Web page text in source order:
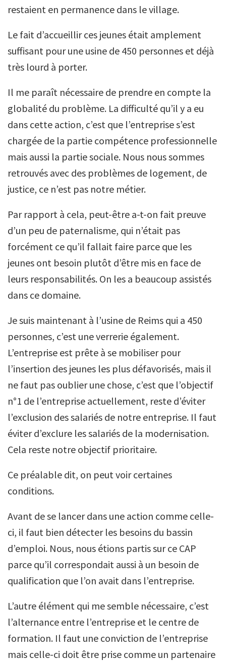
restaient en permanence dans le village.
Le fait d’accueillir ces jeunes était amplement
suffisant pour une usine de 450 personnes et déjà
très lourd à porter.
Il me paraît nécessaire de prendre en compte la
globalité du problème. La difficulté qu’il y a eu
dans cette action, c’est que l’entreprise s’est
chargée de la partie compétence professionnelle
mais aussi la partie sociale. Nous nous sommes
retrouvés avec des problèmes de logement, de
justice, ce n’est pas notre métier.
Par rapport à cela, peut-être a-t-on fait preuve
d’un peu de paternalisme, qui n’était pas
forcément ce qu’il fallait faire parce que les
jeunes ont besoin plutôt d’être mis en face de
leurs responsabilités. On les a beaucoup assistés
dans ce domaine.
Je suis maintenant à l’usine de Reims qui a 450
personnes, c’est une verrerie également.
L’entreprise est prête à se mobiliser pour
l’insertion des jeunes les plus défavorisés, mais il
ne faut pas oublier une chose, c’est que l’objectif
n°1 de l’entreprise actuellement, reste d’éviter
l’exclusion des salariés de notre entreprise. Il faut
éviter d’exclure les salariés de la modernisation.
Cela reste notre objectif prioritaire.
Ce préalable dit, on peut voir certaines
conditions.
Avant de se lancer dans une action comme celle-
ci, il faut bien détecter les besoins du bassin
d’emploi. Nous, nous étions partis sur ce CAP
parce qu’il correspondait aussi à un besoin de
qualification que l’on avait dans l’entreprise.
L’autre élément qui me semble nécessaire, c’est
l’alternance entre l’entreprise et le centre de
formation. Il faut une conviction de l’entreprise
mais celle-ci doit être prise comme un partenaire